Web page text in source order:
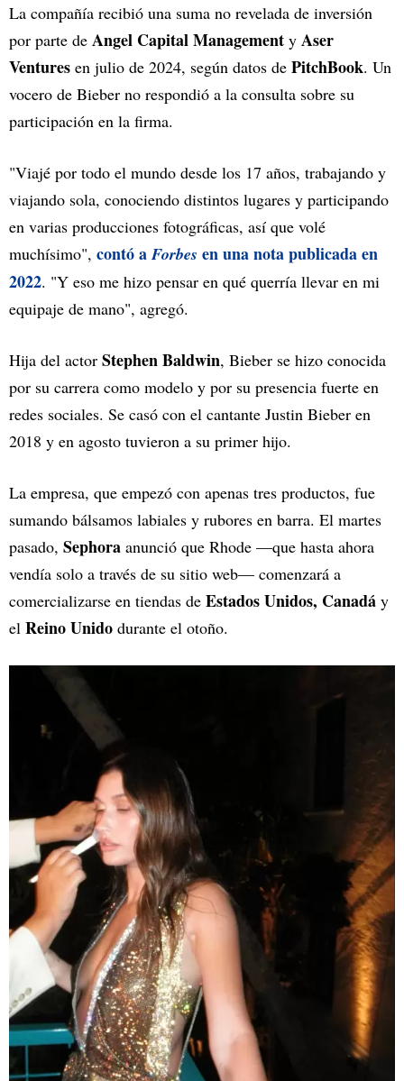
La compañía recibió una suma no revelada de inversión
por parte de Angel Capital Management y Aser
Ventures en julio de 2024, según datos de PitchBook. Un
vocero de Bieber no respondió a la consulta sobre su
participación en la firma.
"Viajé por todo el mundo desde los 17 años, trabajando y
viajando sola, conociendo distintos lugares y participando
en varias producciones fotográficas, así que volé
muchísimo", contó aForbes en una nota publicada en
2022. "Y eso me hizo pensar en qué querría llevar en mi
equipaje de mano", agregó.
Hija del actor Stephen Baldwin, Bieber se hizo conocida
por su carrera como modelo y por su presencia fuerte en
redes sociales. Se casó con el cantante Justin Bieber en
2018 y en agosto tuvieron a su primer hijo.
La empresa, que empezó con apenas tres productos, fue
sumando bálsamos labiales y rubores en barra. El martes
pasado, Sephora anunció que Rhode —que hasta ahora
vendía solo a través de su sitio web— comenzará a
comercializarse en tiendas de Estados Unidos, Canadá y
el Reino Unido durante el otoño.